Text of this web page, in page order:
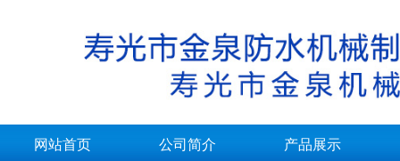
网站首页 公司简介 产品展示